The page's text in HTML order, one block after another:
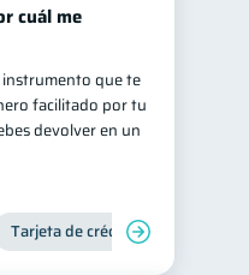
cuál me
instrumento que te
facilitado por tu
devolver en un
Tarjeta de crédito